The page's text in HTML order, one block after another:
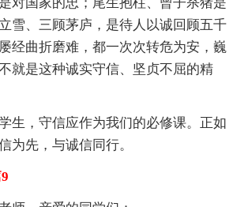
对国家的忠；尾生抱柱、曾子杀猪是
雪、三顾茅庐，是待人以诚回顾五千
经曲折磨难，都一次次转危为安，巍
就是这种诚实守信、坚贞不屈的精
生，守信应作为我们的必修课。正如
为先，与诚信同行。